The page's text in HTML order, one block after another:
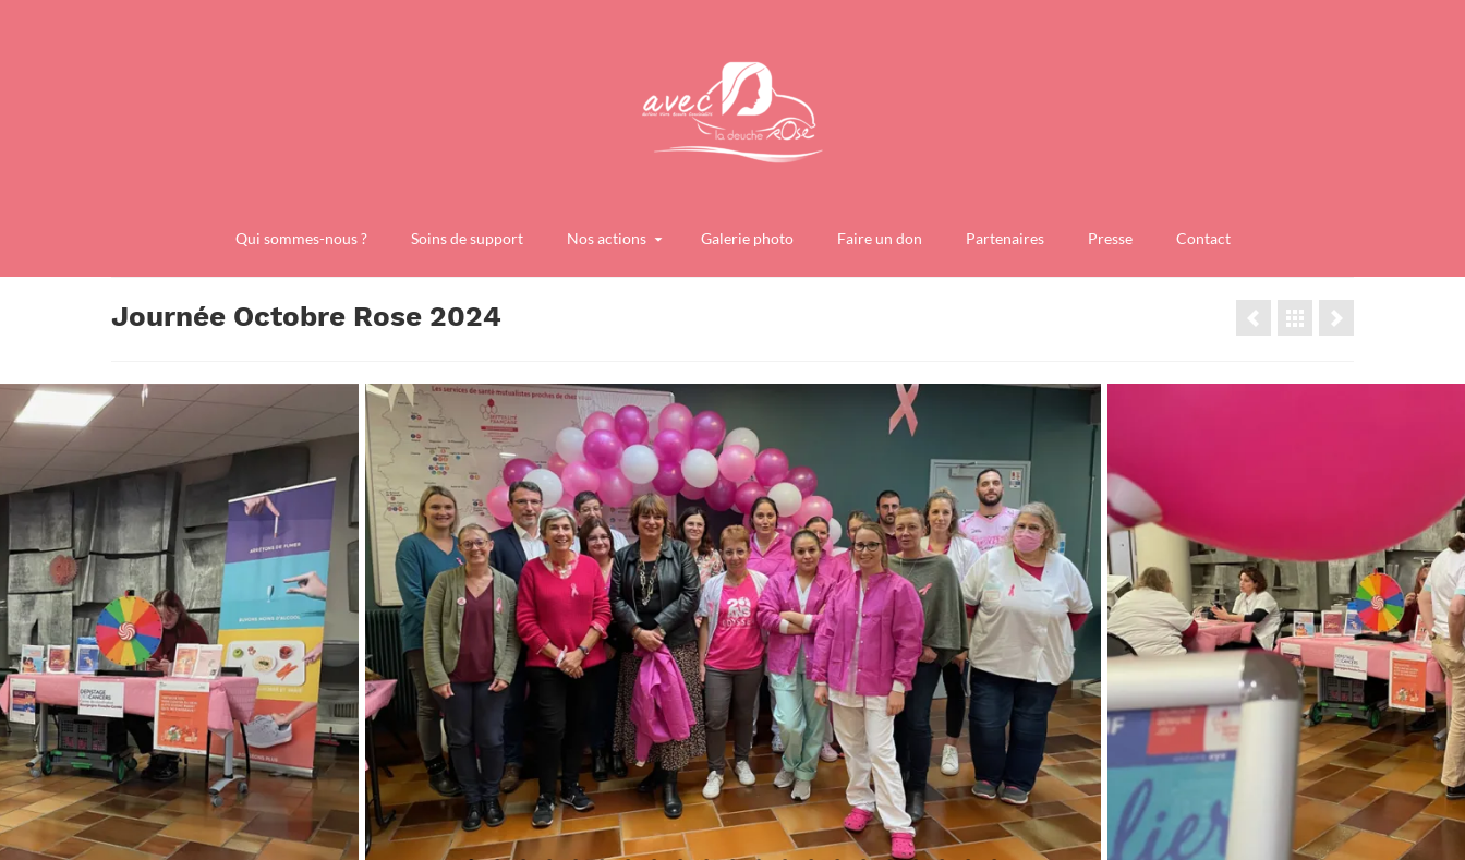
Qui sommes-nous ? Soins de support Nos actions Galerie photo Faire un don Partenaires Presse Contact
Journée Octobre Rose 2024